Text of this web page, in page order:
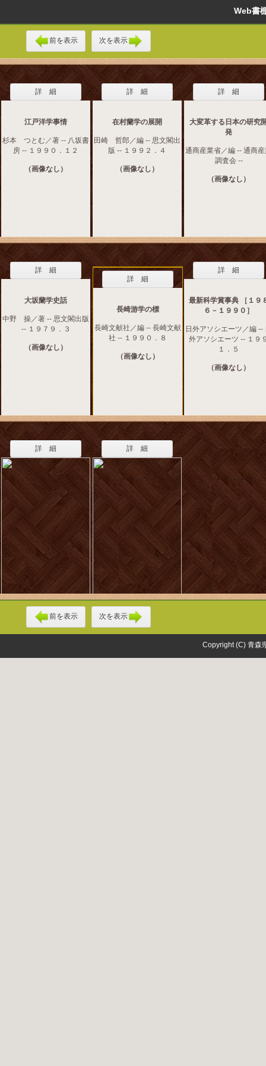
Web
前を表示 次を表示
詳 細
江戸洋学事情
杉本 つとむ／著 -- 八坂書
房 -- １９９０．１２
（画像なし）
詳 細
在村蘭学の展開
田崎 哲郎／編 -- 思文閣出
版 -- １９９２．４
（画像なし）
詳 細
大変革する日本の研究
発
通商産業省／編 -- 通商
調査会 --
（画像なし）
詳 細
大坂蘭学史話
中野 操／著 -- 思文閣出版
-- １９７９．３
（画像なし）
詳 細
長崎游学の標
長崎文献社／編 -- 長崎文献
社 -- １９９０．８
（画像なし）
詳 細
最新科学賞事典 ［１９
６－１９９０］
日外アソシエーツ／編 --
外アソシエーツ -- １９
１．５
（画像なし）
詳 細 詳 細
前を表示 次を表示
Copyright (C) 青森